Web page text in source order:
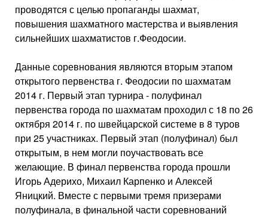
проводятся с целью пропаганды шахмат,
повышения шахматного мастерства и выявления
сильнейших шахматистов г.Феодосии.
Данные соревнования являются вторым этапом
открытого первенства г. Феодосии по шахматам
2014 г. Первый этап турнира - полуфинал
первенства города по шахматам проходил с 18 по 26
октября 2014 г. по швейцарской системе в 8 туров
при 25 участниках. Первый этап (полуфинал) был
открытым, в нем могли поучаствовать все
желающие. В финал первенства города прошли
Игорь Адерихо, Михаил Карпенко и Алексей
Яницкий. Вместе с первыми тремя призерами
полуфинала, в финальной части соревнований